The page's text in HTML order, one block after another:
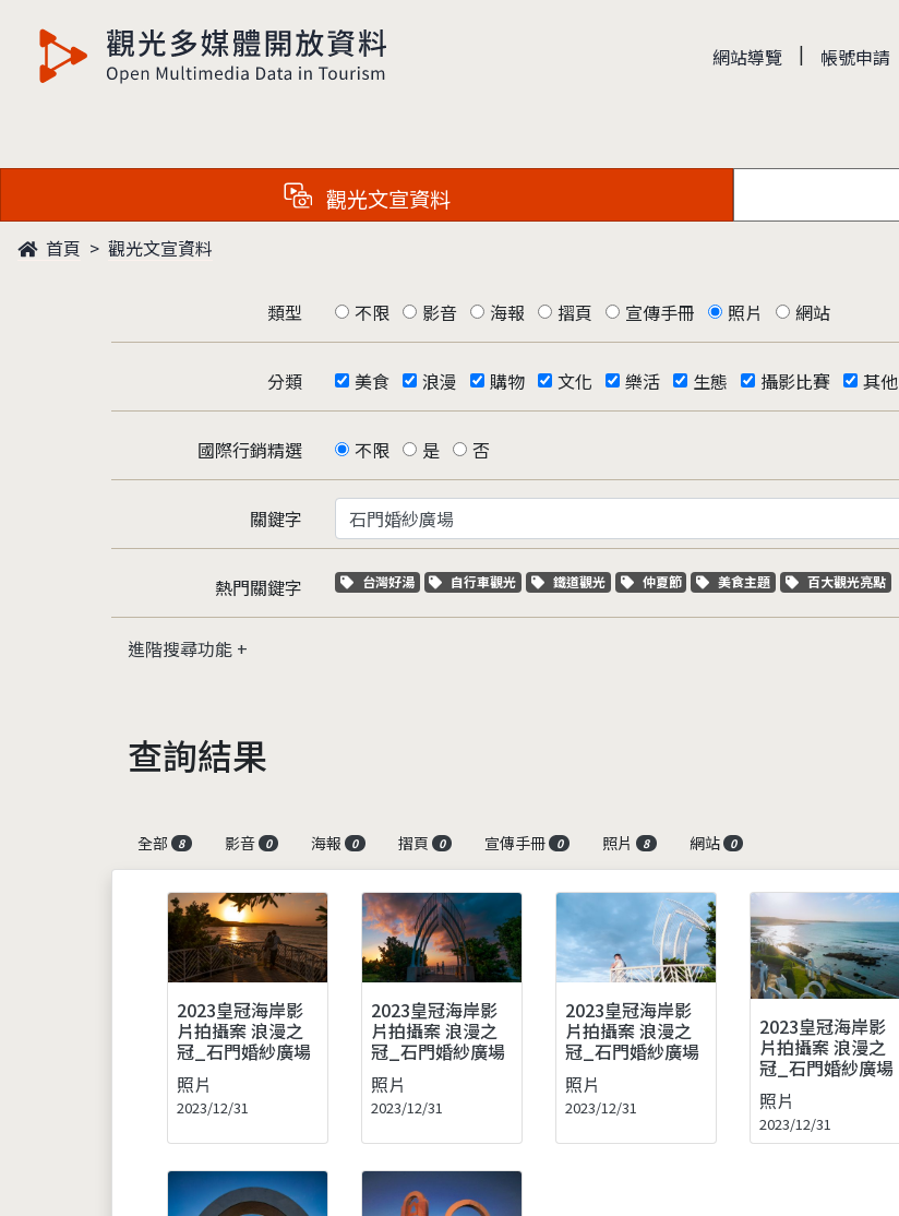
觀光多媒體開放資料 網站導覽 | 帳號申請
觀光文宣資料
首頁 觀光文宣資料
類型 不限 影音 海報 摺頁 宣傳手冊 照片 網站
分類 美食 浪漫 購物 文化 樂活 生態 攝影比賽 其他
國際行銷精選 不限 是 否
關鍵字
熱門關鍵字 關鍵字標籤
台灣好湯 關鍵字標籤
自行車觀光 關鍵字標籤
鐵道觀光 關鍵字標籤
仲夏節 關鍵字標籤
美食主題 關鍵字標籤
百大觀光亮點
進階搜尋功能
查詢結果
全部
8 影音 0 海報 0 摺頁 0 宣傳手冊 0 照片 8 網站 0
2023皇冠海岸影
片拍攝案 浪漫之
冠_石門婚紗廣場
照片
2023/12/31
2023皇冠海岸影
片拍攝案 浪漫之
冠_石門婚紗廣場
照片
2023/12/31
2023皇冠海岸影
片拍攝案 浪漫之
冠_石門婚紗廣場
照片
2023/12/31
2023皇冠海岸影
片拍攝案 浪漫之
冠_石門婚紗廣場
照片
2023/12/31